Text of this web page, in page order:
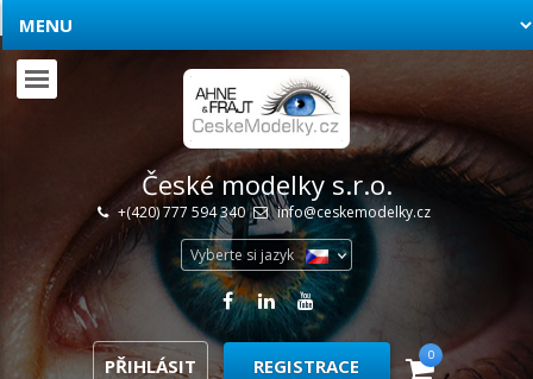
České modelky s.r.o.
+(420) 777 594 340 info@ceskemodelky.cz
Vyberte si jazyk
PŘIHLÁSIT REGISTRACE 0